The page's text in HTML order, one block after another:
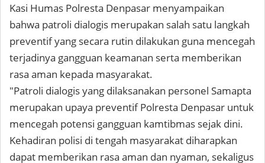
Kasi Humas Polresta Denpasar menyampaikan
bahwa patroli dialogis merupakan salah satu langkah
preventif yang secara rutin dilakukan guna mencegah
terjadinya gangguan keamanan serta memberikan
rasa aman kepada masyarakat.
"Patroli dialogis yang dilaksanakan personel Samapta
merupakan upaya preventif Polresta Denpasar untuk
mencegah potensi gangguan kamtibmas sejak dini.
Kehadiran polisi di tengah masyarakat diharapkan
dapat memberikan rasa aman dan nyaman, sekaligus